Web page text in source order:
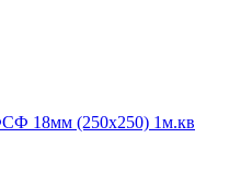
18мм (250х250) 1м.кв